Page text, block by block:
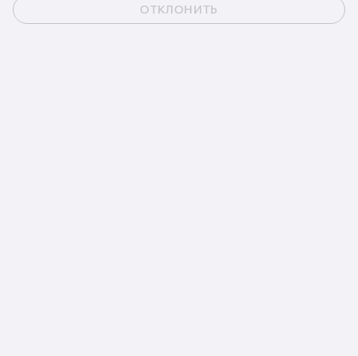
Обсудить проект
ОТКЛОНИТЬ